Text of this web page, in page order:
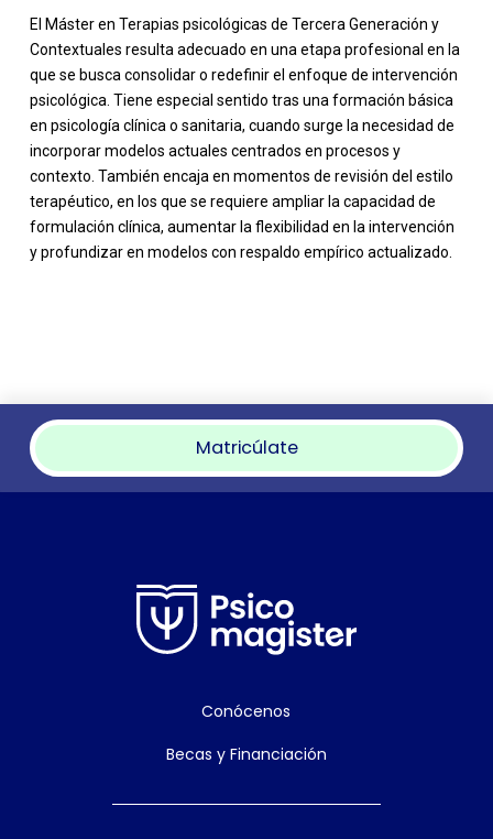
El Máster en Terapias psicológicas de Tercera Generación y
Contextuales resulta adecuado en una etapa profesional en la
que se busca consolidar o redefinir el enfoque de intervención
psicológica. Tiene especial sentido tras una formación básica
en psicología clínica o sanitaria, cuando surge la necesidad de
incorporar modelos actuales centrados en procesos y
contexto. También encaja en momentos de revisión del estilo
terapéutico, en los que se requiere ampliar la capacidad de
formulación clínica, aumentar la flexibilidad en la intervención
y profundizar en modelos con respaldo empírico actualizado.
Matricúlate
Conócenos
Becas y Financiación